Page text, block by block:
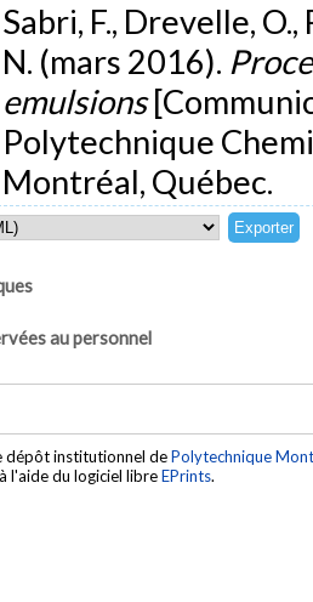
Sabri, F., Drevelle,
N. (mars 2016).
emulsions
Polytechnique
Montréal, Québec.
au personnel
dépôt institutionnel dePolytechnique
l'aide du logiciel libreEPrints.